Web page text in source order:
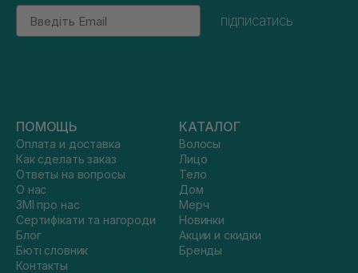
Email
підписатись
ПОМОЩЬ
Оплата и доставка
Как сделать заказ
Ответы на вопросы
О нас
ЗМІ про нас
Сертифікати та нагороди
Блог
Бюті словник
Контакты
КАТАЛОГ
Волосы
Лицо
Тело
Дом
Мерч
Новинки
Акции и скидки
Бренды